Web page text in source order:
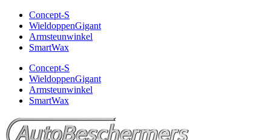
Concept-S
WieldoppenGigant
Armsteunwinkel
SmartWax
Concept-S
WieldoppenGigant
Armsteunwinkel
SmartWax